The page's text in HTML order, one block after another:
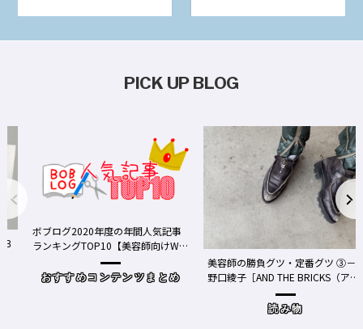
PICK UP BLOG
ボブログ2020年度の年間人気記事
ランキングTOP10【美容師向けWe
おすすめコンテンツまとめ
美容師の勝負グツ・定番グツ ③－
野口綾子［AND THE BRICKS（アン
ドザブリックス）／神奈川県鎌倉
読み物